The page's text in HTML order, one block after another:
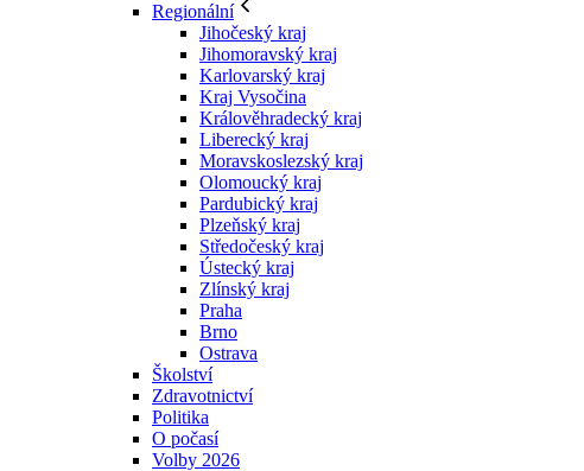
Regionální
Jihočeský kraj
Jihomoravský kraj
Karlovarský kraj
Kraj Vysočina
Králověhradecký kraj
Liberecký kraj
Moravskoslezský kraj
Olomoucký kraj
Pardubický kraj
Plzeňský kraj
Středočeský kraj
Ústecký kraj
Zlínský kraj
Praha
Brno
Ostrava
Školství
Zdravotnictví
Politika
O počasí
Volby 2026